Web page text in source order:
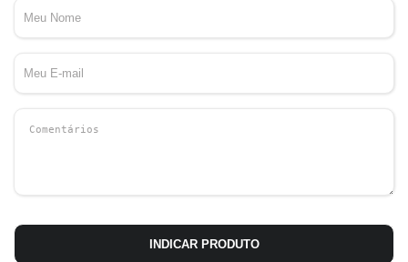
INDICAR PRODUTO